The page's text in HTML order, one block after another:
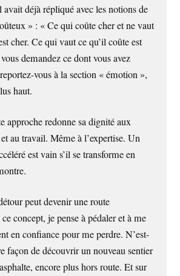
avait déjà répliqué avec les notions de
» : « Ce qui coûte cher et ne vaut
cher. Ce qui vaut ce qu’il coûte est
demandez ce dont vous avez
vous à la section « émotion »,
haut.
approche redonne sa dignité aux
au travail. Même à l’expertise. Un
est vain s’il se transforme en
peut devenir une route
concept, je pense à pédaler et à me
en confiance pour me perdre. N’est-
façon de découvrir un nouveau sentier
encore plus hors route. Et sur